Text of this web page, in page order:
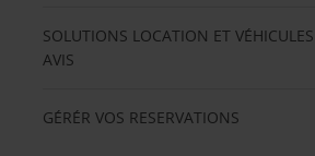
SOLUTIONS LOCATION ET VÉHICULES
AVIS
GÉRÉR VOS RESERVATIONS